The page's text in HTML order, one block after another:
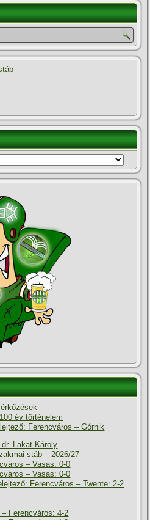
év történelem
Ferencváros – Górnik
Lakat Károly
stáb – 2026/27
– Vasas: 0-0
– Vasas: 0-0
Ferencváros – Twente: 2-2
Ferencváros: 4-2